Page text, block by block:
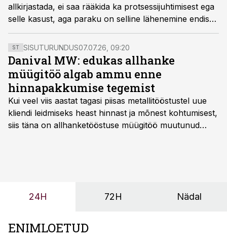
allkirjastada, ei saa rääkida ka protsessijuhtimisest ega
selle kasust, aga paraku on selline lähenemine endiselt
reaalsus, kirjutab Äripäeva Akadeemia koolitaja ja
juhtimiskonsultant Helen Klettenberg.
ST SISUTURUNDUS07.07.26, 09:20
Danival MW: edukas allhanke
müügitöö algab ammu enne
hinnapakkumise tegemist
Kui veel viis aastat tagasi piisas metallitööstustel uue
kliendi leidmiseks heast hinnast ja mõnest kohtumisest,
siis täna on allhanketööstuse müügitöö muutunud
24H 72H Nädal
ENIMLOETUD